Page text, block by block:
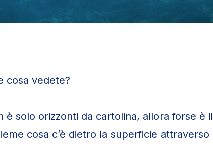
cosa vedete?
è solo orizzonti da cartolina, allora forse è il
cosa c’è dietro la superficie attraverso